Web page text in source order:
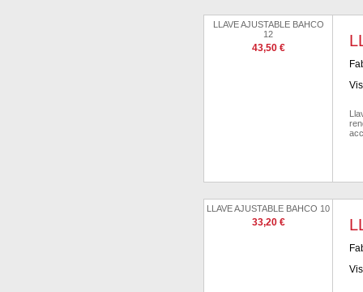
LLAVE AJUSTABLE BAHCO
12
43,50 €
LLAVE AJUSTABLE BAHCO 10
33,20 €